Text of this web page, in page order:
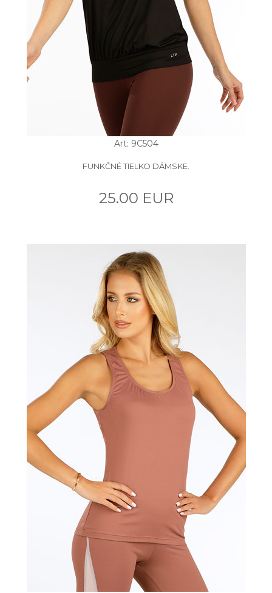
Art: 9C504
FUNKČNÉ TIELKO DÁMSKE.
25.00 EUR